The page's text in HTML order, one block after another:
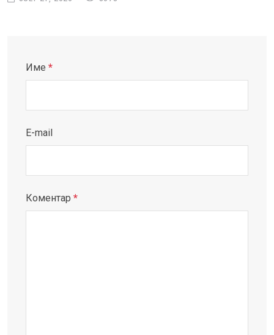
Име *
E-mail
Коментар *